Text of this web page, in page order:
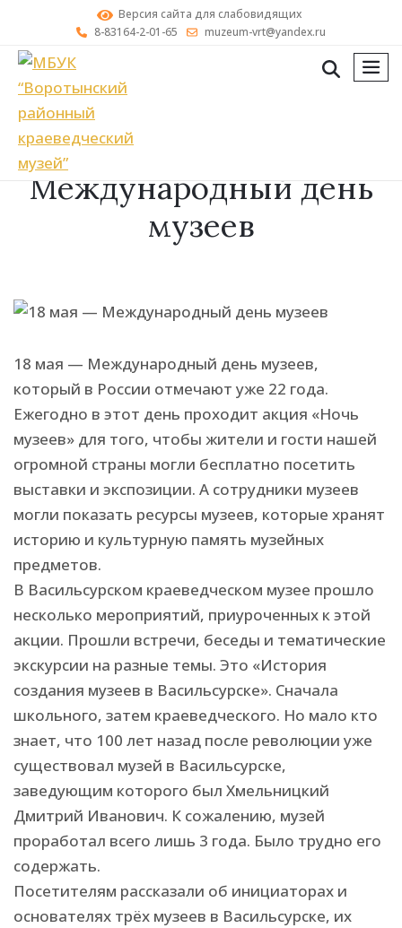
Версия сайта для слабовидящих
8-83164-2-01-65
muzeum-vrt@yandex.ru
Международный день
музеев
18 мая — Международный день музеев,
который в России отмечают уже 22 года.
Ежегодно в этот день проходит акция «Ночь
музеев» для того, чтобы жители и гости нашей
огромной страны могли бесплатно посетить
выставки и экспозиции. А сотрудники музеев
могли показать ресурсы музеев, которые хранят
историю и культурную память музейных
предметов.
В Васильсурском краеведческом музее прошло
несколько мероприятий, приуроченных к этой
акции. Прошли встречи, беседы и тематические
экскурсии на разные темы. Это «История
создания музеев в Васильсурске». Сначала
школьного, затем краеведческого. Но мало кто
знает, что 100 лет назад после революции уже
существовал музей в Васильсурске,
заведующим которого был Хмельницкий
Дмитрий Иванович. К сожалению, музей
проработал всего лишь 3 года. Было трудно его
содержать.
Посетителям рассказали об инициаторах и
основателях трёх музеев в Васильсурске, их